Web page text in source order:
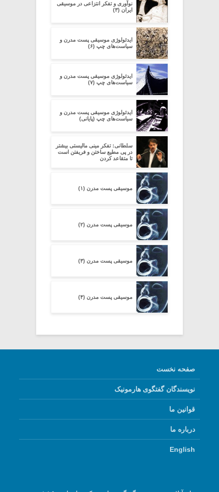
نوآوری و تفکر انتزاعی در موسیقی
ایران (۳)
ایدئولوژی موسیقی پست مدرن و
سیاست‌های چپ (۶)
ایدئولوژی موسیقی پست مدرن و
سیاست‌های چپ (۷)
ایدئولوژی موسیقی پست مدرن و
سیاست‌های چپ (پایانی)
سلطانی: تفکر مینی مالیستی بیشتر
در پی مطیع ساختن و فریفتن است
تا متقاعد کردن
موسیقی پست مدرن (۱)
موسیقی پست مدرن (۲)
موسیقی پست مدرن (۳)
موسیقی پست مدرن (۴)
صفحه نخست
نویسندگان گفتگوی هارمونیک
قوانین ما
درباره ما
English